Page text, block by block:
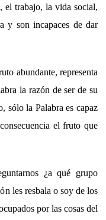
el trabajo, la vida social,
y son incapaces de dar
abundante, representa
la razón de ser de su
sólo la Palabra es capaz
el fruto que
¿a qué grupo
les resbala o soy de los
por las cosas del